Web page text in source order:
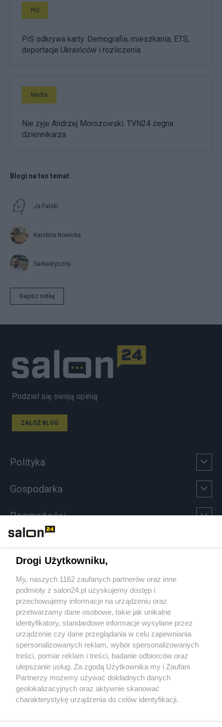
PiS
PiS odkrywa karty. Demografia, mieszkania, ETS,
deportacje Ukraińców i rozliczenia
Media
Nie żyje Andrzej Morozowski. TVN24 żegna
dziennikarza
Blogi na ten temat
Ja Falski
Karolina Nowicka
Sarkastyczny
Napisz notkę
Podziel się swoją opinią
ZAŁÓŻ BLOG
Polityka
Gospodarka
Rozmaitości
Sport
Społeczeństwo
Kultura
X Facebook Instagram Youtube
Drogi Użytkowniku,
My, naszych 1162 zaufanych partnerów oraz inne
podmioty z salon24.pl uzyskujemy dostęp i
przechowujemy informacje na urządzeniu oraz
przetwarzamy dane osobowe, takie jak unikalne
identyfikatory, standardowe informacje wysyłane przez
urządzenie czy dane przeglądania w celu zapewniania
spersonalizowanych reklam, wybór spersonalizowanych
treści, pomiar reklam i treści, badanie odbiorców oraz
ulepszanie usług. Za zgodą Użytkownika my i Zaufani
Partnerzy możemy używać dokładnych danych
geolokalizacyjnych oraz aktywnie skanować
charakterystykę urządzenia do celów identyfikacji.